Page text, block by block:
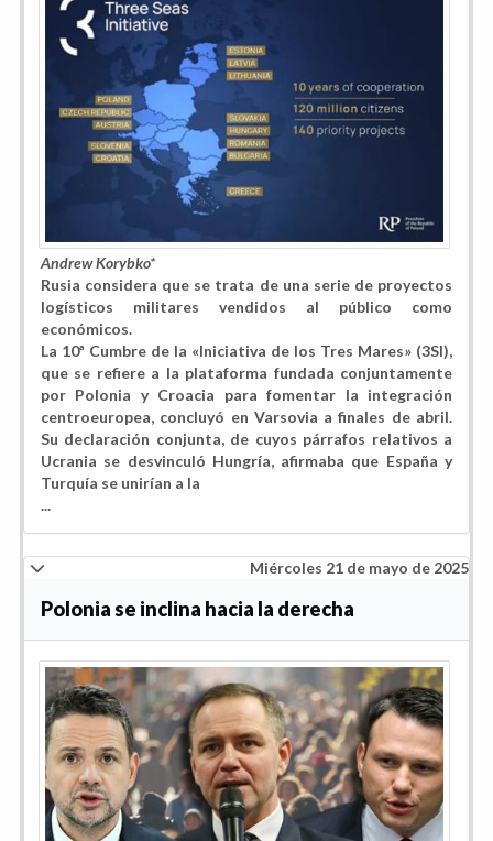
Andrew Korybko*
Rusia considera que se trata de una serie de proyectos
logísticos militares vendidos al público como
económicos.
La 10ª Cumbre de la «Iniciativa de los Tres Mares» (3SI),
que se refiere a la plataforma fundada conjuntamente
por Polonia y Croacia para fomentar la integración
centroeuropea, concluyó en Varsovia a finales de abril.
Su declaración conjunta, de cuyos párrafos relativos a
Ucrania se desvinculó Hungría, afirmaba que España y
Turquía se unirían a la
...
Miércoles 21 de mayo de 2025
Polonia se inclina hacia la derecha